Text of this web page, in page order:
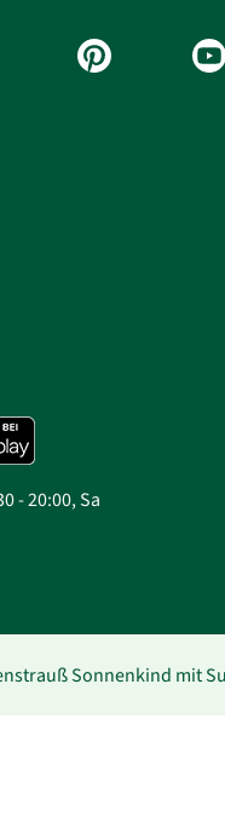
- 20:00, Sa
Sonnenkind mit